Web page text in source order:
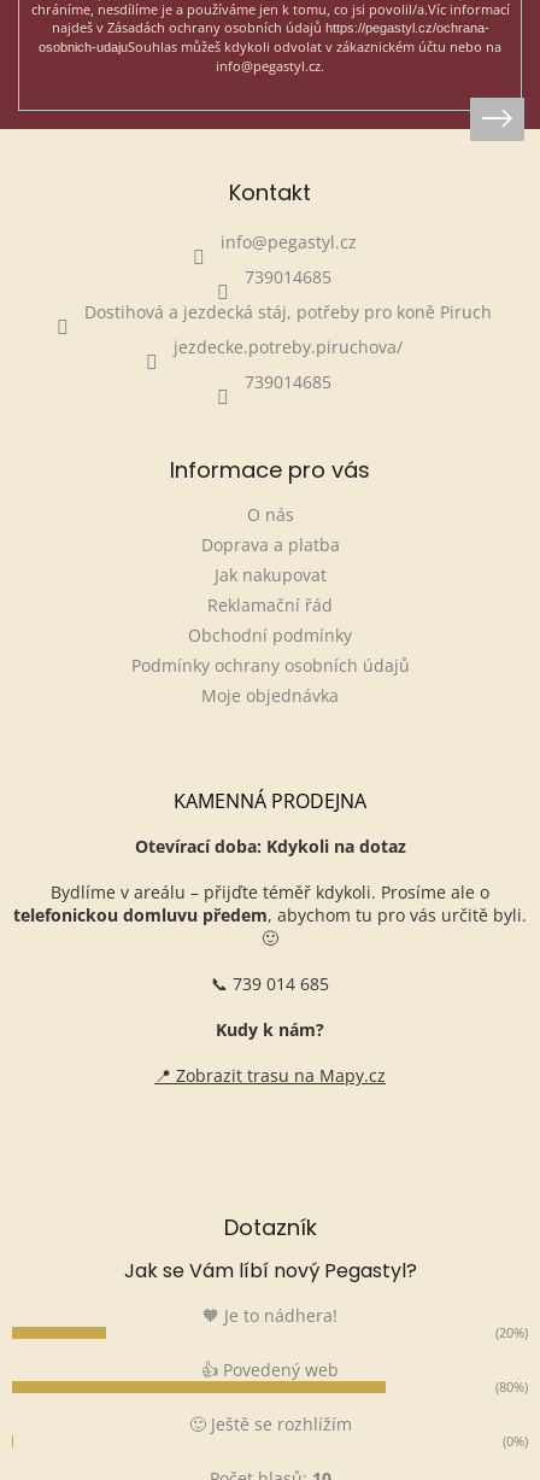
chráníme, nesdílíme je a používáme jen k tomu, co jsi povolil/a.Víc informací
najdeš v Zásadách ochrany osobních údajů https://pegastyl.cz/ochrana-
osobnich-udajuSouhlas můžeš kdykoli odvolat v zákaznickém účtu nebo na
info@pegastyl.cz.
Kontakt
info@pegastyl.cz
739014685
Dostihová a jezdecká stáj, potřeby pro koně Piruch
jezdecke.potreby.piruchova/
739014685
Informace pro vás
O nás
Doprava a platba
Jak nakupovat
Reklamační řád
Obchodní podmínky
Podmínky ochrany osobních údajů
Moje objednávka
KAMENNÁ PRODEJNA
Otevírací doba: Kdykoli na dotaz
Bydlíme v areálu – přijďte téměř kdykoli. Prosíme ale o
telefonickou domluvu předem, abychom tu pro vás určitě byli.
🙂
📞 739 014 685
Kudy k nám?
📍 Zobrazit trasu na Mapy.cz
Dotazník
Jak se Vám líbí nový Pegastyl?
🧡 Je to nádhera!
(20%)
👍 Povedený web
(80%)
🙂 Ještě se rozhlížím
(0%)